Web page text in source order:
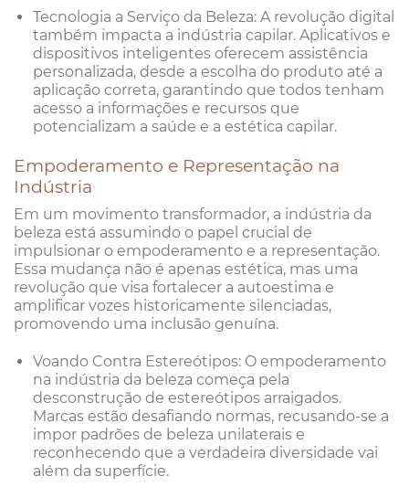
Tecnologia a Serviço da Beleza: A revolução digital
também impacta a indústria capilar. Aplicativos e
dispositivos inteligentes oferecem assistência
personalizada, desde a escolha do produto até a
aplicação correta, garantindo que todos tenham
acesso a informações e recursos que
potencializam a saúde e a estética capilar.
Empoderamento e Representação na
Indústria
Em um movimento transformador, a indústria da
beleza está assumindo o papel crucial de
impulsionar o empoderamento e a representação.
Essa mudança não é apenas estética, mas uma
revolução que visa fortalecer a autoestima e
amplificar vozes historicamente silenciadas,
promovendo uma inclusão genuína.
Voando Contra Estereótipos: O empoderamento
na indústria da beleza começa pela
desconstrução de estereótipos arraigados.
Marcas estão desafiando normas, recusando-se a
impor padrões de beleza unilaterais e
reconhecendo que a verdadeira diversidade vai
além da superfície.